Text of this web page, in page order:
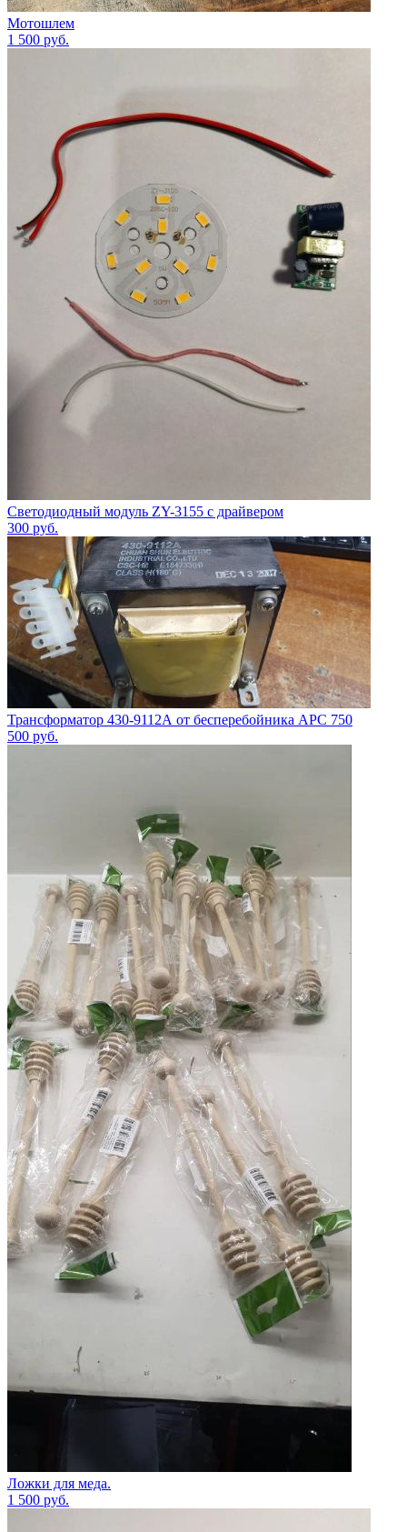
Мотошлем
1 500 руб.
Светодиодный модуль ZY-3155 с драйвером
300 руб.
Трансформатор 430-9112А от бесперебойника APC 750
500 руб.
Ложки для меда.
1 500 руб.